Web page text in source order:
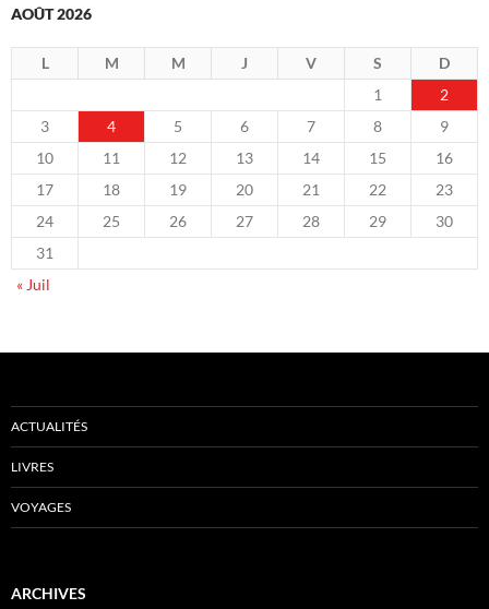
AOÛT 2026
L M M J V S
D
1
2
3
4 5 6 7 8
9
10
11 12 13 14 15
16
17
18 19 20 21 22
23
24
25 26 27 28 29
30
31
« Juil
ACTUALITÉS
LIVRES
VOYAGES
ARCHIVES